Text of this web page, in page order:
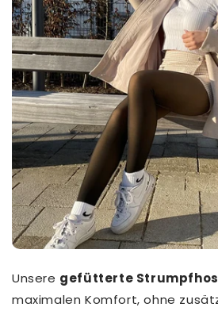
Unsere gefütterte
maximalen Komfort, ohne